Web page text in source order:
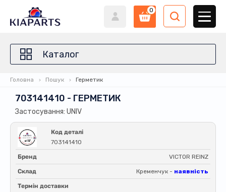
0
Каталог
Головна Пошук Герметик
703141410 - ГЕРМЕТИК
Застосування: UNIV
Код деталі
703141410
Бренд VICTOR REINZ
Склад Кременчук - наявність
Термін доставки